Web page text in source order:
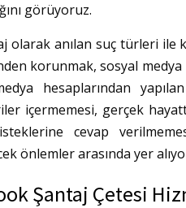
görüyoruz.
olarak anılan suç türleri ile
korunmak, sosyal medya
hesaplarından
içermemesi, gerçek
cevap
önlemler arasında yer
Şantaj Çetesi